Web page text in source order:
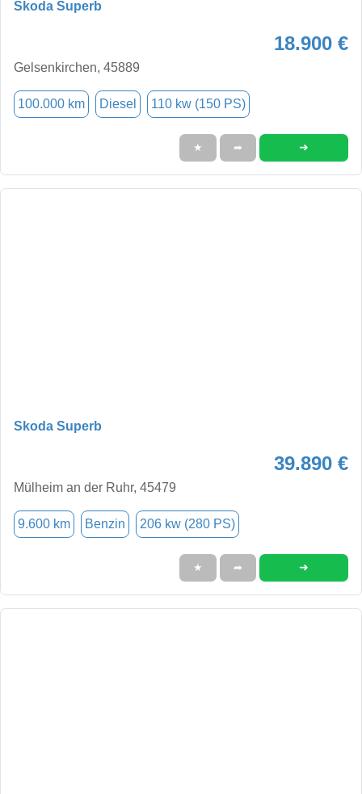
Skoda Superb
18.900 €
Gelsenkirchen, 45889
100.000 km Diesel 110 kw (150 PS)
★ ➦ ➜
Skoda Superb
39.890 €
Mülheim an der Ruhr, 45479
9.600 km Benzin 206 kw (280 PS)
★ ➦ ➜